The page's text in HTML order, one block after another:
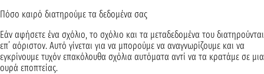
Πόσο καιρό διατηρούμε τα δεδομένα σας
Εάν αφήσετε ένα σχόλιο, το σχόλιο και τα μεταδεδομένα του διατηρούνται
επ’ αόριστον. Αυτό γίνεται για να μπορούμε να αναγνωρίζουμε και να
εγκρίνουμε τυχόν επακόλουθα σχόλια αυτόματα αντί να τα κρατάμε σε μια
ουρά εποπτείας.